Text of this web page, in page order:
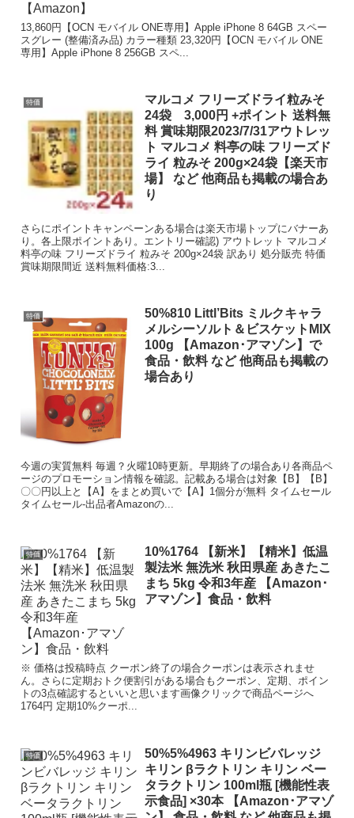
13,860円【OCN モバイル ONE専用】Apple iPhone 8 64GB スペー
スグレー (整備済み品) カラー種類 23,320円【OCN モバイル ONE
専用】Apple iPhone 8 256GB スペ...
特価
マルコメ フリーズドライ粒みそ
24袋 3,000円 +ポイント 送料無
料 賞味期限2023/7/31アウトレッ
ト マルコメ 料亭の味 フリーズド
ライ 粒みそ 200g×24袋【楽天市
場】 など 他商品も掲載の場合あ
り
さらにポイントキャンペーンある場合は楽天市場トップにバナーあ
り。各上限ポイントあり。エントリー確認) アウトレット マルコメ
料亭の味 フリーズドライ 粒みそ 200g×24袋 訳あり 処分販売 特価
賞味期限間近 送料無料価格:3...
特価
50%810 Littl’Bits ミルクキャラ
メルシーソルト＆ビスケットMIX
100g 【Amazon･アマゾン】で
食品・飲料 など 他商品も掲載の
場合あり
今週の実質無料 毎週？火曜10時更新。早期終了の場合あり各商品ペ
ージのプロモーション情報を確認。記載ある場合は対象【B】【B】
〇〇円以上と【A】をまとめ買いで【A】1個分が無料 タイムセール
タイムセール-出品者Amazonの...
特価
10%1764 【新米】【精米】低温
製法米 無洗米 秋田県産 あきたこ
まち 5kg 令和3年産 【Amazon･
アマゾン】食品・飲料
※ 価格は投稿時点 クーポン終了の場合クーポンは表示されませ
ん。さらに定期おトク便割引がある場合もクーポン、定期、ポイン
トの3点確認するといいと思います画像クリックで商品ページへ
1764円 定期10%クーポ...
特価
50%5%4963 キリンビバレッジ
キリン βラクトリン キリン ベー
タラクトリン 100ml瓶 [機能性表
示食品] ×30本 【Amazon･アマゾ